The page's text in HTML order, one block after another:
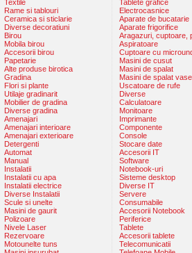
Textile
Rame si tablouri
Ceramica si sticlarie
Diverse decoratiuni
Birou
Mobila birou
Accesorii birou
Papetarie
Alte produse birotica
Gradina
Flori si plante
Utilaje gradinarit
Mobilier de gradina
Diverse gradina
Amenajari
Amenajari interioare
Amenajari exterioare
Detergenti
Automat
Manual
Instalatii
Instalatii cu apa
Instalatii electrice
Diverse Instalatii
Scule si unelte
Masini de gaurit
Polizoare
Nivele Laser
Rezervoare
Motounelte tuns
Tablete grafice
Electrocasnice
Aparate de bucatarie
Aparate frigorifice
Aragazuri, cuptoare,
Aspiratoare
Cuptoare cu
Masini de cusut
Masini de spalat
Masini de spalat vase
Uscatoare de rufe
Diverse
Calculatoare
Monitoare
Imprimante
Componente
Console
Stocare date
Accesorii IT
Software
Notebook-uri
Sisteme desktop
Diverse IT
Servere
Consumabile
Accesorii Notebook
Periferice
Tablete
Accesorii tablete
Telecomunicatii